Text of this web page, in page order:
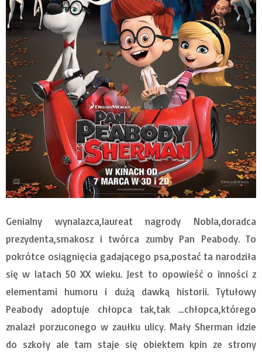
Genialny wynalazca,laureat nagrody Nobla,doradca
prezydenta,smakosz i twórca zumby Pan Peabody. To
pokrótce osiągnięcia gadającego psa,postać ta narodziła
się w latach 50 XX wieku. Jest to opowieść o inności z
elementami humoru i dużą dawką historii. Tytułowy
Peabody adoptuje chłopca tak,tak …chłopca,którego
znalazł porzuconego w zaułku ulicy. Mały Sherman idzie
do szkoły ale tam staje się obiektem kpin ze strony